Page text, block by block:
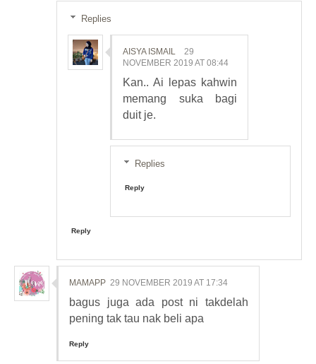
Replies
AISYA ISMAIL
29
NOVEMBER 2019 AT 08:44
Kan.. Ai lepas kahwin
memang suka bagi
duit je.
Replies
Reply
Reply
MAMAPP 29 NOVEMBER 2019 AT 17:34
bagus juga ada post ni takdelah
pening tak tau nak beli apa
Reply